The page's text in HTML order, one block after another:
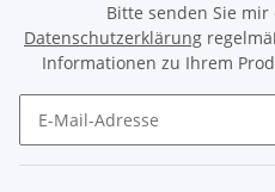
Bitte senden Sie
Datenschutzerklärung
Informationen zu Ihrem